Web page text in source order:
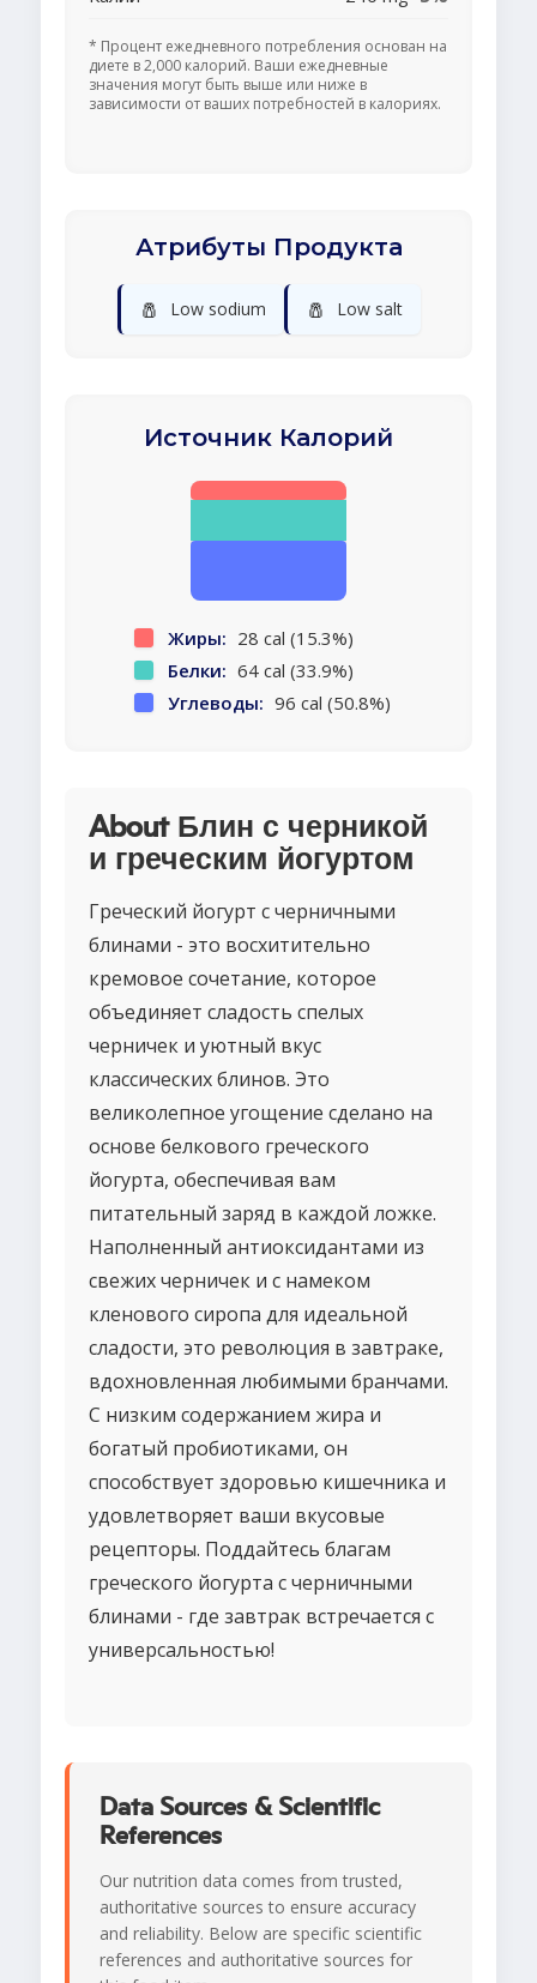
* Процент ежедневного потребления основан на
диете в 2,000 калорий. Ваши ежедневные
значения могут быть выше или ниже в
зависимости от ваших потребностей в калориях.
Атрибуты Продукта
🧂 Low sodium 🧂 Low salt
Источник Калорий
Жиры: 28 cal (15.3%)
Белки: 64 cal (33.9%)
Углеводы: 96 cal (50.8%)
About Блин с черникой
и греческим йогуртом
Греческий йогурт с черничными
блинами - это восхитительно
кремовое сочетание, которое
объединяет сладость спелых
черничек и уютный вкус
классических блинов. Это
великолепное угощение сделано на
основе белкового греческого
йогурта, обеспечивая вам
питательный заряд в каждой ложке.
Наполненный антиоксидантами из
свежих черничек и с намеком
кленового сиропа для идеальной
сладости, это революция в завтраке,
вдохновленная любимыми бранчами.
С низким содержанием жира и
богатый пробиотиками, он
способствует здоровью кишечника и
удовлетворяет ваши вкусовые
рецепторы. Поддайтесь благам
греческого йогурта с черничными
блинами - где завтрак встречается с
универсальностью!
Data Sources & Scientific
References
Our nutrition data comes from trusted,
authoritative sources to ensure accuracy
and reliability. Below are specific scientific
references and authoritative sources for